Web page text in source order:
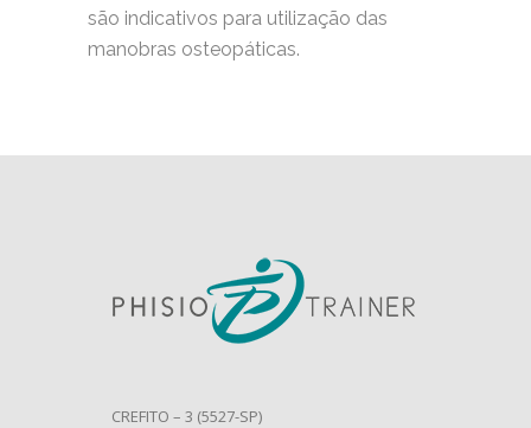
são indicativos para utilização das
manobras osteopáticas.
CREFITO – 3 (5527-SP)